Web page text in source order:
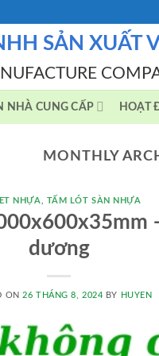
SẢN XUẤT
NHÀ CUNG CẤP HOẠT
MONTHLY
NHỰA TẤM LÓT SÀN NHỰA
dương
ON26 THÁNG 8, 2024 BY HUYEN